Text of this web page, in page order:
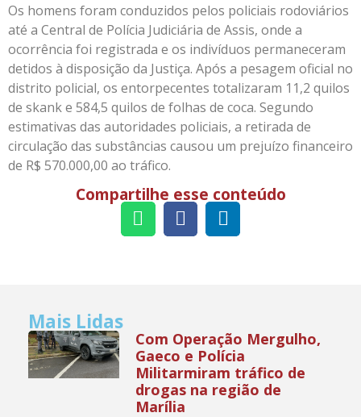
Os homens foram conduzidos pelos policiais rodoviários
até a Central de Polícia Judiciária de Assis, onde a
ocorrência foi registrada e os indivíduos permaneceram
detidos à disposição da Justiça. Após a pesagem oficial no
distrito policial, os entorpecentes totalizaram 11,2 quilos
de skank e 584,5 quilos de folhas de coca. Segundo
estimativas das autoridades policiais, a retirada de
circulação das substâncias causou um prejuízo financeiro
de R$ 570.000,00 ao tráfico.
Compartilhe esse conteúdo
Mais Lidas
Com Operação Mergulho,
Gaeco e Polícia
Militarmiram tráfico de
drogas na região de
Marília